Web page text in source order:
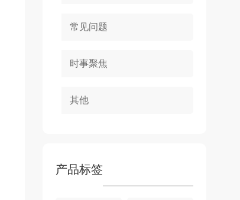
常见问题
时事聚焦
其他
产品标签